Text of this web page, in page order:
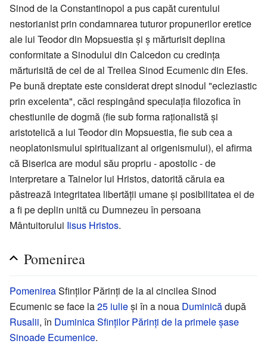
Sinod de la Constantinopol a pus capăt curentului
nestorianist prin condamnarea tuturor propunerilor eretice
ale lui Teodor din Mopsuestia și ș mărturisit deplina
conformitate a Sinodului din Calcedon cu credința
mărturisită de cel de al Treilea Sinod Ecumenic din Efes.
Pe bună dreptate este considerat drept sinodul "ecleziastic
prin excelenta", căci respingând speculația filozofica în
chestiunile de dogmă (fie sub forma raționalistă și
aristotelică a lui Teodor din Mopsuestia, fie sub cea a
neoplatonismului spiritualizant al origenismului), el afirma
că Biserica are modul său propriu - apostolic - de
interpretare a Tainelor lui Hristos, datorită căruia ea
păstrează integritatea libertății umane și posibilitatea ei de
a fi pe deplin unită cu Dumnezeu în persoana
Mântuitorului Iisus Hristos.
Pomenirea
PomenireaSfinților Părinți de la al cincilea Sinod
Ecumenic se face la25 iulieși în a noua Duminicădupă
Rusalii, în Duminica Sfinților Părinți de la primele șase
Sinoade Ecumenice.